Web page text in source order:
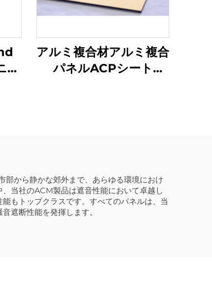
ウ
アルミ複合材アルミ複合
パネルACPシート
部から静かな郊外まで、あらゆる環境におけ
当社のACM製品は遮音性能において卓越し
もトップクラスです。すべてのパネルは、当
遮断性能を発揮します。